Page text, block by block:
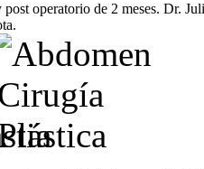
operatorio de 2 meses. Dr.